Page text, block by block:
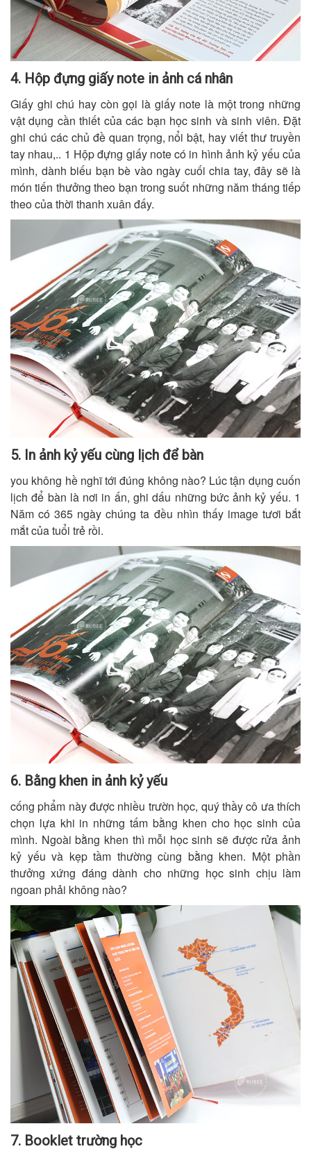
4. Hộp đựng giấy note in ảnh cá nhân
Giấy ghi chú hay còn gọi là giấy note là một trong những
vật dụng cần thiết của các bạn học sinh và sinh viên. Đặt
ghi chú các chủ đề quan trọng, nổi bật, hay viết thư truyền
tay nhau,.. 1 Hộp đựng giấy note có in hình ảnh kỷ yếu của
mình, dành biếu bạn bè vào ngày cuối chia tay, đây sẽ là
món tiến thưởng theo bạn trong suốt những năm tháng tiếp
theo của thời thanh xuân đấy.
5. In ảnh kỷ yếu cùng lịch để bàn
you không hề nghĩ tới đúng không nào? Lúc tận dụng cuốn
lịch để bàn là nơi in ấn, ghi dấu những bức ảnh kỷ yếu. 1
Năm có 365 ngày chúng ta đều nhìn thấy image tươi bắt
mắt của tuổi trẻ rồi.
6. Bằng khen in ảnh kỷ yếu
cống phẩm này được nhiều trườn học, quý thầy cô ưa thích
chọn lựa khi in những tấm bằng khen cho học sinh của
mình. Ngoài bằng khen thì mỗi học sinh sẽ được rửa ảnh
kỷ yếu và kẹp tầm thường cùng bằng khen. Một phần
thưởng xứng đáng dành cho những học sinh chịu làm
ngoan phải không nào?
7. Booklet trường học